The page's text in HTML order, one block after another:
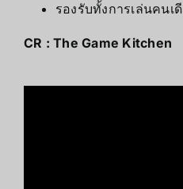
รองรับทั้งการเล่นคนเ
CR :The Game Kitchen